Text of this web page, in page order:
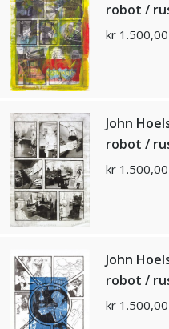
robot /
kr 1.500,00
John
robot /
kr 1.500,00
John
robot /
kr 1.500,00